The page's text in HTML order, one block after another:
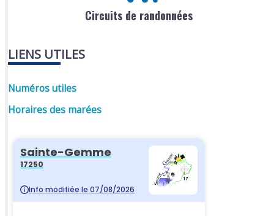
Circuits de randonnées
LIENS UTILES
Numéros utiles
Horaires des marées